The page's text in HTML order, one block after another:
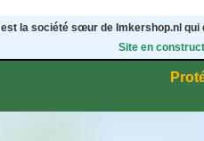
est la société sœur de Imkershop.nl qui
Site en